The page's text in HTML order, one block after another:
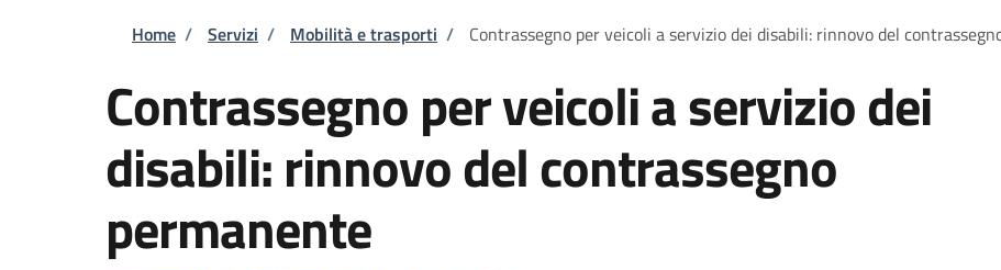
Briciole di pane
Home / Servizi / Mobilità e trasporti / Contrassegno per veicoli a servizio dei disabili: rinnovo del
Contrassegno per veicoli a servizio dei
disabili: rinnovo del contrassegno
permanente